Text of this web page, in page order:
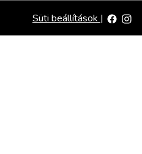
Süti beállítások |